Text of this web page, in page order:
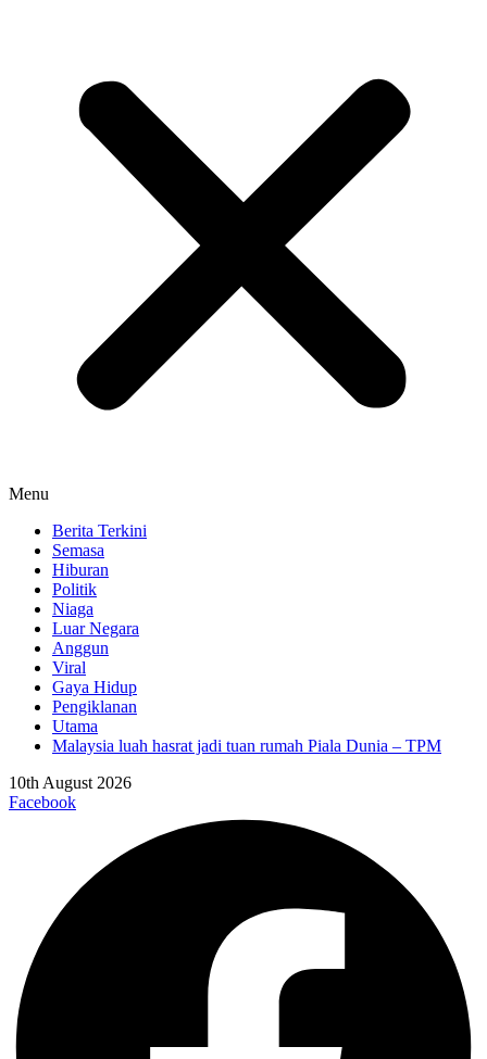
Menu
Berita Terkini
Semasa
Hiburan
Politik
Niaga
Luar Negara
Anggun
Viral
Gaya Hidup
Pengiklanan
Utama
Malaysia luah hasrat jadi tuan rumah Piala Dunia – TPM
10th August 2026
Facebook